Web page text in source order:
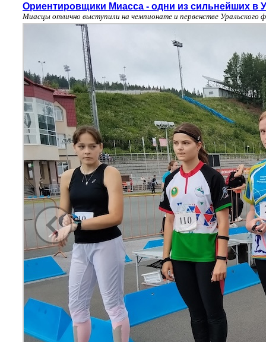
Ориентировщики Миасса - одни из сильнейших в
Миасцы отлично выступили на чемпионате и первенстве Уральского